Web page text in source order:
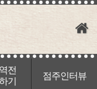
전
기
점주인터뷰